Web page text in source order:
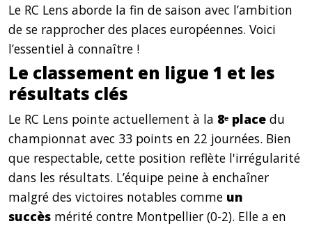
Le RC Lens aborde la fin de saison avec l’ambition
de se rapprocher des places européennes. Voici
l’essentiel à connaître !
Le classement en ligue 1 et les
résultats clés
Le RC Lens pointe actuellement à la 8ᵉ place du
championnat avec 33 points en 22 journées. Bien
que respectable, cette position reflète l'irrégularité
dans les résultats. L’équipe peine à enchaîner
malgré des victoires notables comme un
succès mérité contre Montpellier (0-2). Elle a en